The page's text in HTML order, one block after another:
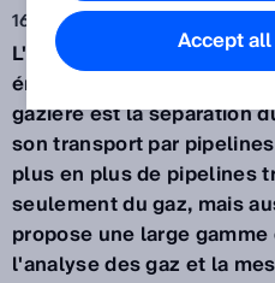
16 oct. 2023
L'approche la plus
émissions de CO2 dans
gazière est la séparation
son transport par
plus en plus de pipelines
seulement du gaz, mais
propose une large
l'analyse des gaz et la
Accept